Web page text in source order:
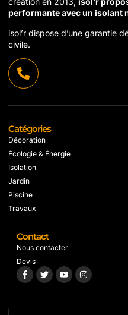
performante avec un isolant
isol’r dispose d’une garantie
civile.
Catégories
Décoration
Écologie & Énergie
Isolation
Jardin
Piscine
Travaux
Contact
Nous contacter
Devis